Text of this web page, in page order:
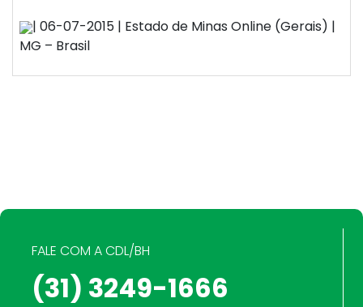
| 06-07-2015 | Estado de Minas Online (Gerais) |
MG – Brasil
FALE COM A CDL/BH
(31) 3249-1666